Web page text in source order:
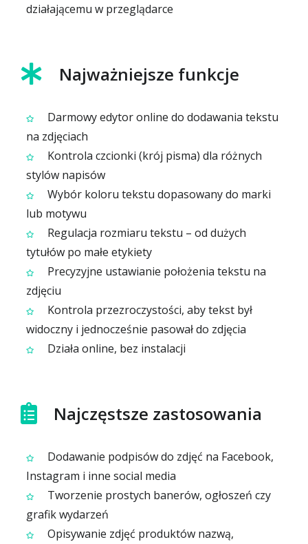
działającemu w przeglądarce
Najważniejsze funkcje
Darmowy edytor online do dodawania tekstu
na zdjęciach
Kontrola czcionki (krój pisma) dla różnych
stylów napisów
Wybór koloru tekstu dopasowany do marki
lub motywu
Regulacja rozmiaru tekstu – od dużych
tytułów po małe etykiety
Precyzyjne ustawianie położenia tekstu na
zdjęciu
Kontrola przezroczystości, aby tekst był
widoczny i jednocześnie pasował do zdjęcia
Działa online, bez instalacji
Najczęstsze zastosowania
Dodawanie podpisów do zdjęć na Facebook,
Instagram i inne social media
Tworzenie prostych banerów, ogłoszeń czy
grafik wydarzeń
Opisywanie zdjęć produktów nazwą,